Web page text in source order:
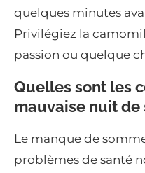
quelques minutes
Privilégiez la
passion ou quelque
Quelles sont les
mauvaise nuit de
Le manque de
problèmes de santé